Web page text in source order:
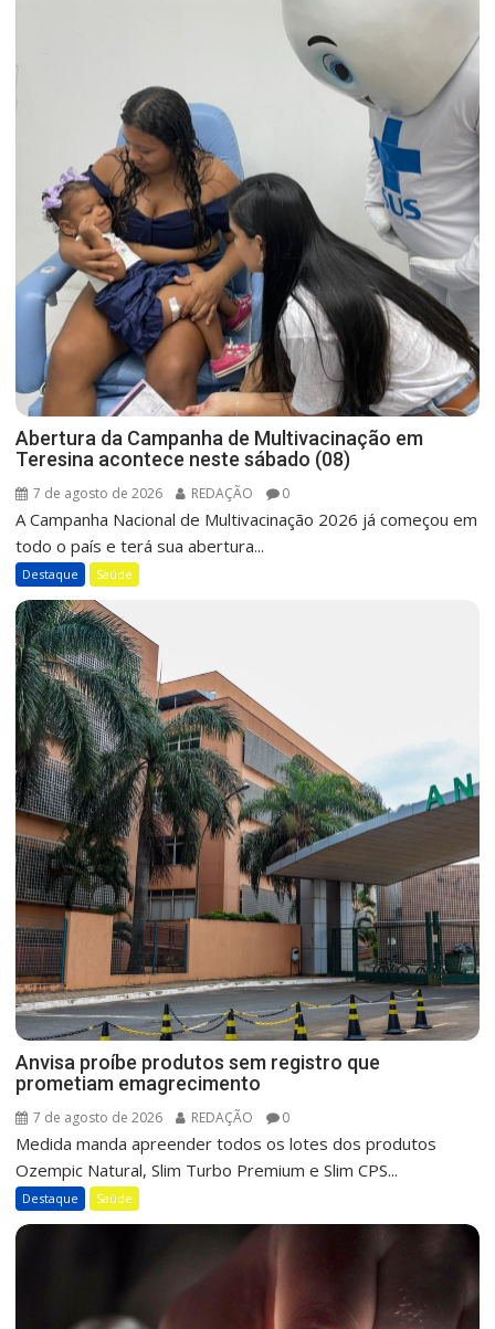
Abertura da Campanha de Multivacinação em
Teresina acontece neste sábado (08)
7 de agosto de 2026 REDAÇÃO 0
A Campanha Nacional de Multivacinação 2026 já começou em
todo o país e terá sua abertura...
Destaque Saúde
Anvisa proíbe produtos sem registro que
prometiam emagrecimento
7 de agosto de 2026 REDAÇÃO 0
Medida manda apreender todos os lotes dos produtos
Ozempic Natural, Slim Turbo Premium e Slim CPS...
Destaque Saúde